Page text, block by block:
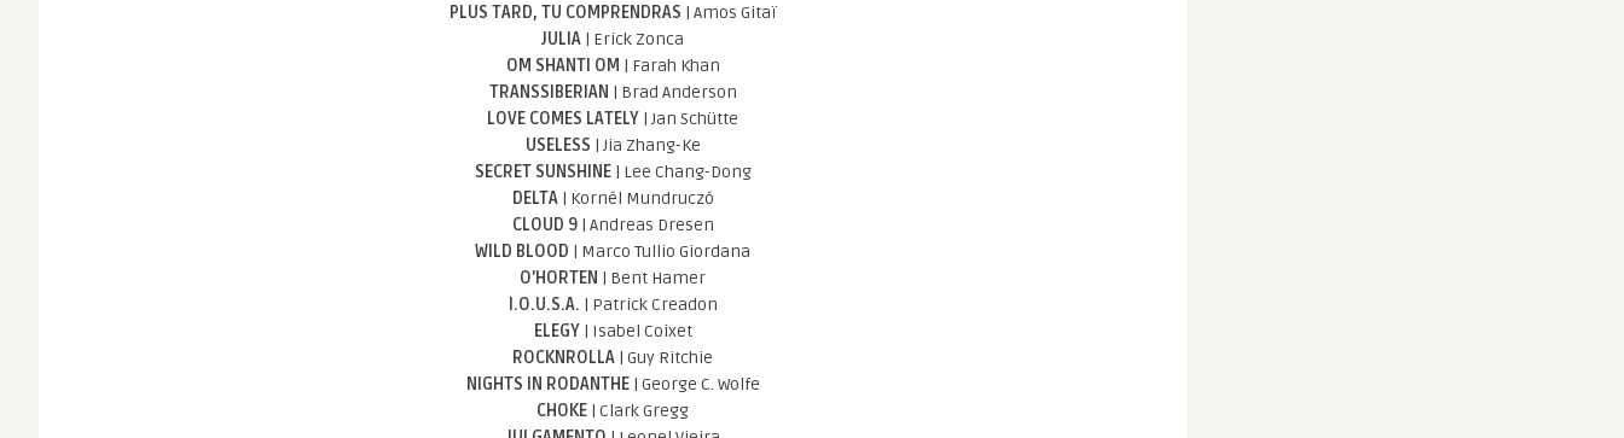
PLUS TARD, TU COMPRENDRAS | Amos Gitaï
JULIA | Erick Zonca
OM SHANTI OM | Farah Khan
TRANSSIBERIAN | Brad Anderson
LOVE COMES LATELY | Jan Schütte
USELESS | Jia Zhang-Ke
SECRET SUNSHINE| Lee Chang-Dong
DELTA| Kornél Mundruczó
CLOUD 9| Andreas Dresen
WILD BLOOD | Marco Tullio Giordana
O’HORTEN | Bent Hamer
I.O.U.S.A. | Patrick Creadon
ELEGY| Isabel Coixet
ROCKNROLLA | Guy Ritchie
NIGHTS IN RODANTHE| George C. Wolfe
CHOKE | Clark Gregg